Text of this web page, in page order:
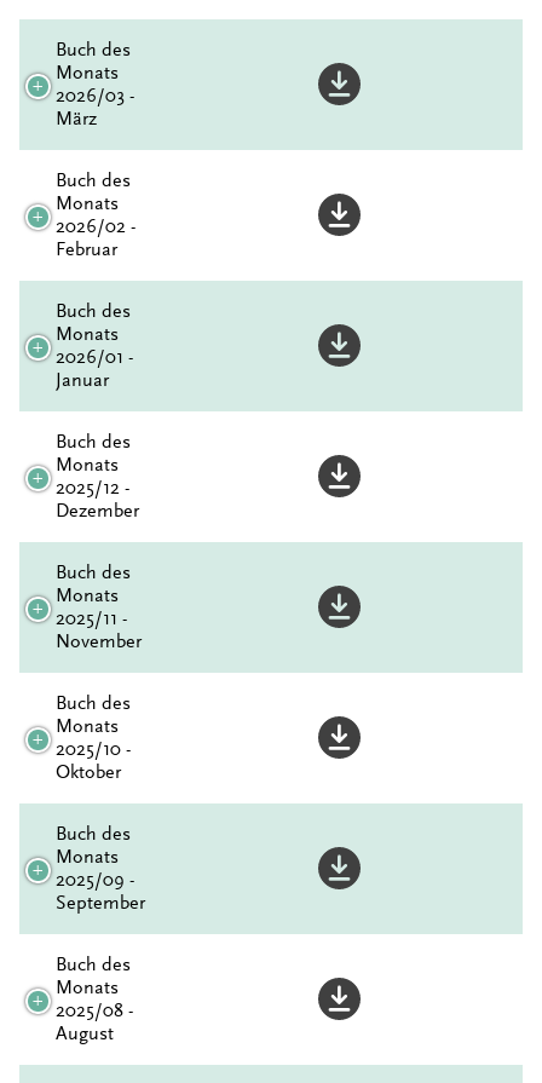
Buch des
Monats
2026/03 -
März
Buch des
Monats
2026/02 -
Februar
Buch des
Monats
2026/01 -
Januar
Buch des
Monats
2025/12 -
Dezember
Buch des
Monats
2025/11 -
November
Buch des
Monats
2025/10 -
Oktober
Buch des
Monats
2025/09 -
September
Buch des
Monats
2025/08 -
August